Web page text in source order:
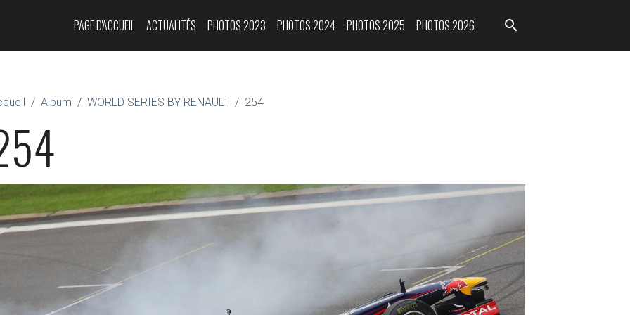
PAGE D'ACCUEIL ACTUALITÉS PHOTOS 2023 PHOTOS 2024 PHOTOS 2025 PHOTOS 2026
Album WORLD SERIES BY RENAULT 254